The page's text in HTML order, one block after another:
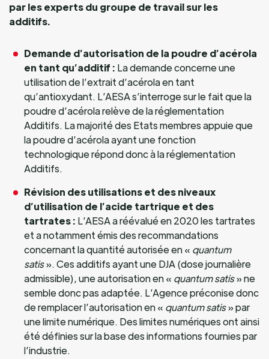
par les experts du groupe de travail sur les
additifs.
Demande d’autorisation de la poudre d’acérola
en tant qu’additif : La demande concerne une
utilisation de l’extrait d’acérola en tant
qu’antioxydant. L’AESA s’interroge sur le fait que la
poudre d’acérola relève de la réglementation
Additifs. La majorité des Etats membres appuie que
la poudre d’acérola ayant une fonction
technologique répond donc à la réglementation
Additifs.
Révision des utilisations et des niveaux
d’utilisation de l’acide tartrique et des
tartrates : L’AESA a réévalué en 2020 les tartrates
et a notamment émis des recommandations
concernant la quantité autorisée en « quantum
satis». Ces additifs ayant une DJA (dose journalière
admissible), une autorisation en « quantum satis» ne
semble donc pas adaptée. L’Agence préconise donc
de remplacer l’autorisation en « quantum satis» par
une limite numérique. Des limites numériques ont ainsi
été définies sur la base des informations fournies par
l’industrie.